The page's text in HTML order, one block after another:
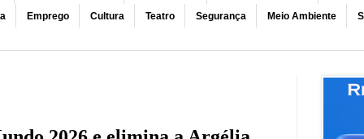
Emprego Cultura Teatro Segurança Meio Ambiente